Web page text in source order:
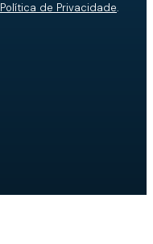
Política de Privacidade.